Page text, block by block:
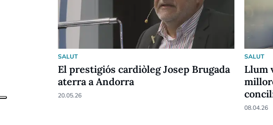
SALUT
El prestigiós cardiòleg Josep Brugada
aterra a Andorra
20.05.26
SALUT
Llum
08.04.26